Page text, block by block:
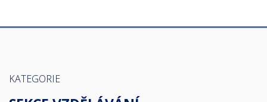
KATEGORIE